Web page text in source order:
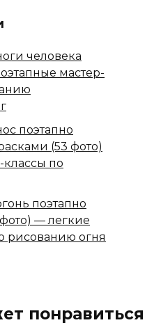
человека
мастер-
поэтапно
(53 фото)
по
поэтапно
— легкие
рисованию огня
понравиться